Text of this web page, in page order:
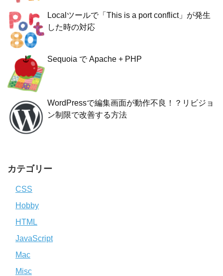
Localツールで「This is a port conflict」が発生
した時の対応
Sequoia で Apache + PHP
WordPressで編集画面が動作不良！？リビジョ
ン制限で改善する方法
カテゴリー
CSS
Hobby
HTML
JavaScript
Mac
Misc